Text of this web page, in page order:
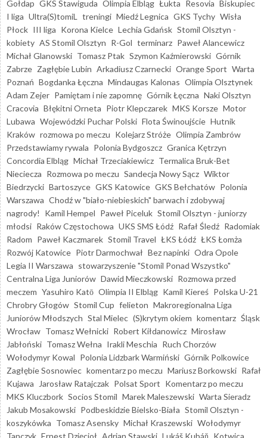
Gołdap GKS Stawiguda Olimpia Elbląg Łukta Resovia Biskupiec
I liga Ultra(S)tomiL treningi Miedź Legnica GKS Tychy Wisła
Płock III liga Korona Kielce Lechia Gdańsk Stomil Olsztyn -
kobiety AS Stomil Olsztyn R-Gol terminarz Paweł Alancewicz
Michał Glanowski Tomasz Ptak Szymon Kaźmierowski Górnik
Zabrze Zagłębie Lubin Arkadiusz Czarnecki Orange Sport Warta
Poznań Bogdanka Łęczna Mindaugas Kalonas Olimpia Olsztynek
Adam Zejer Pamiętam i nie zapomnę Górnik Łęczna Naki Olsztyn
Cracovia Błękitni Orneta Piotr Klepczarek MKS Korsze Motor
Lubawa Wojewódzki Puchar Polski Flota Świnoujście Hutnik
Kraków rozmowa po meczu Kolejarz Stróże Olimpia Zambrów
Przedstawiamy rywala Polonia Bydgoszcz Granica Kętrzyn
Concordia Elbląg Michał Trzeciakiewicz Termalica Bruk-Bet
Nieciecza Rozmowa po meczu Sandecja Nowy Sącz Wiktor
Biedrzycki Bartoszyce GKS Katowice GKS Bełchatów Polonia
Warszawa Chodź w "biało-niebieskich" barwach i zdobywaj
nagrody!
Kamil Hempel Paweł Piceluk Stomil Olsztyn - juniorzy
młodsi Raków Częstochowa UKS SMS Łódź Rafał Śledź Radomiak
Radom Paweł Kaczmarek Stomil Travel ŁKS Łódź ŁKS Łomża
Rozwój Katowice Piotr Darmochwał Bez napinki Odra Opole
Legia II Warszawa stowarzyszenie "Stomil Ponad Wszystko"
Centralna Liga Juniorów Dawid Mieczkowski Rozmowa przed
meczem Yasuhiro Katō Olimpia II Elbląg Kamil Kiereś Polska U-21
Chrobry Głogów Stomil Cup felieton Makroregionalna Liga
Juniorów Młodszych Stal Mielec (S)krytym okiem komentarz Śląsk
Wrocław Tomasz Wełnicki Robert Kiłdanowicz Mirosław
Jabłoński Tomasz Wełna Irakli Meschia Ruch Chorzów
Wołodymyr Kowal Polonia Lidzbark Warmiński Górnik Polkowice
Zagłębie Sosnowiec komentarz po meczu Mariusz Borkowski Rafał
Kujawa
Jarosław Ratajczak Polsat Sport Komentarz po meczu
MKS Kluczbork Socios Stomil Marek Maleszewski Warta Sieradz
Jakub Mosakowski Podbeskidzie Bielsko-Biała Stomil Olsztyn -
koszykówka Tomasz Asensky Michał Kraszewski Wołodymyr
Tanczyk Ernest Dzięcioł Adrian Stawski Lukáš Kubáň Kotwica